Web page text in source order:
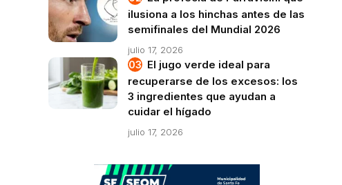
ilusiona a los hinchas antes de las
semifinales del Mundial 2026
julio 17, 2026
El jugo verde ideal para
recuperarse de los excesos: los
3 ingredientes que ayudan a
cuidar el hígado
julio 17, 2026